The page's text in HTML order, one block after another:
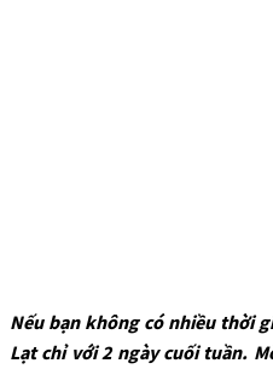
Nếu bạn không có nhiều thời
Lạt chỉ với 2 ngày cuối tuần.